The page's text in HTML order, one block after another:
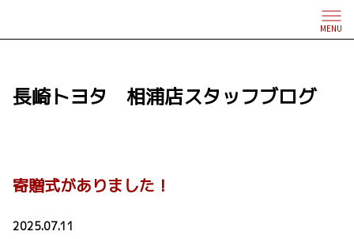
MENU
長崎トヨタ 相浦店スタッフブログ
寄贈式がありました！
2025.07.11